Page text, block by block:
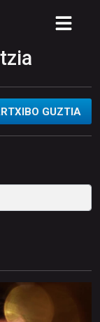
GUZTIA